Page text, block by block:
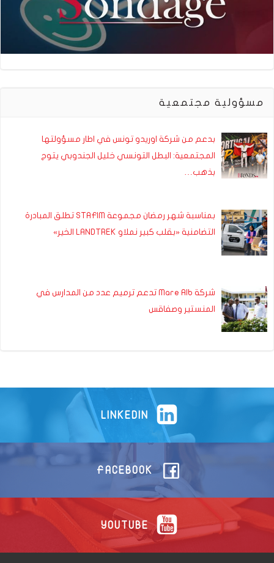
مسؤولية مجتمعية
بدعم من شركة اوريدو تونس في اطار مسؤولتها
المجتمعية: البطل التونسي خليل الجندوبي يتوج
بذهب…
بمناسبة شهر رمضان مجموعة STAFIM تطلق المبادرة
التضامنية «بقلب كبير نملاو LANDTREK الخير»
شركة Mare Alb تدعم ترميم عدد من المدارس في
المنستير وصفاقس
LINKEDIN
FACEBOOK
YOUTUBE